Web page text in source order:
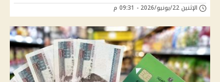
الإثنين 22/يونيو/2026 - 09:31 م